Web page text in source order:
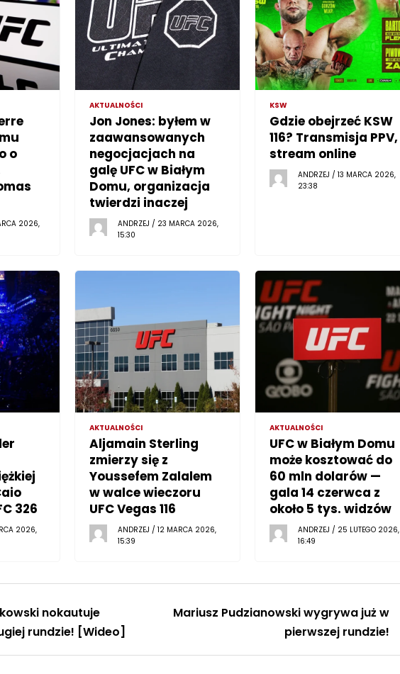
o
2026,
AKTUALNOŚCI
Jon Jones: byłem w
zaawansowanych
negocjacjach na
galę UFC w Białym
Domu, organizacja
twierdzi inaczej
ANDRZEJ / 23 MARCA 2026,
15:30
KSW
Gdzie obejrzeć KSW
116? Transmisja PPV,
stream online
ANDRZEJ / 13 MARCA 2026,
23:38
326
2026,
AKTUALNOŚCI
Aljamain Sterling
zmierzy się z
Youssefem Zalalem
w walce wieczoru
UFC Vegas 116
ANDRZEJ / 12 MARCA 2026,
15:39
AKTUALNOŚCI
UFC w Białym Domu
może kosztować do
60 mln dolarów —
gala 14 czerwca z
około 5 tys. widzów
ANDRZEJ / 25 LUTEGO 2026,
16:49
nokautuje
rundzie! [Wideo]
Mariusz Pudzianowski wygrywa już w
pierwszej rundzie!